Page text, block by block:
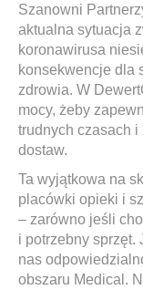
Szanowni
aktualna sytuacja
koronawirusa
konsekwencje dla
zdrowia. W
mocy, żeby
trudnych czasach i
dostaw.
Ta wyjątkowa na
placówki opieki i
– zarówno jeśli
i potrzebny sprzęt.
nas
obszaru Medical.